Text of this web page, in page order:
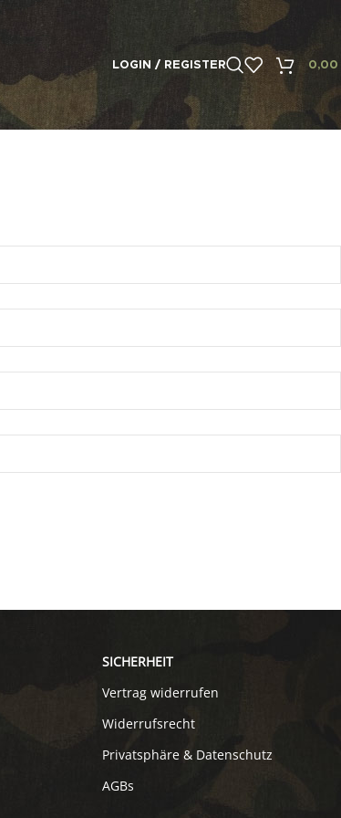
LOGIN / REGISTER 0,00
SICHERHEIT
Vertrag widerrufen
Widerrufsrecht
Privatsphäre & Datenschutz
AGBs